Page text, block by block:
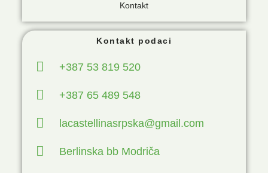
Kontakt
Kontakt podaci
+387 53 819 520
+387 65 489 548
lacastellinasrpska@gmail.com
Berlinska bb Modriča